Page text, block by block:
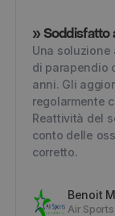
» Soddisfatto
Una soluzione
di parapendio
anni. Gli
regolarmente
Reattività del
conto delle
corretto.
Benoit
Air